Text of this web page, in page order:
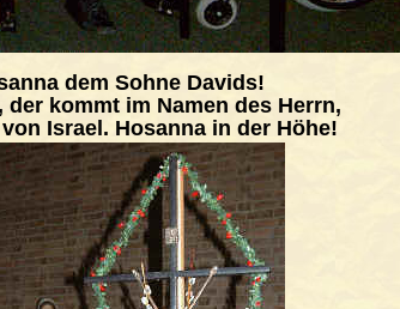
dem Sohne Davids!
der kommt im Namen des Herrn,
Israel. Hosanna in der Höhe!